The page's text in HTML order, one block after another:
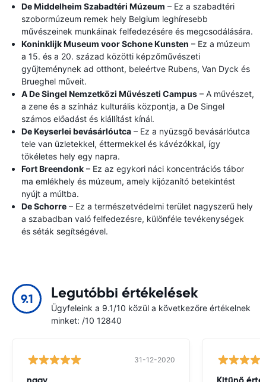
De Middelheim Szabadtéri Múzeum – Ez a szabadtéri
szobormúzeum remek hely Belgium leghíresebb
művészeinek munkáinak felfedezésére és megcsodálására.
Koninklijk Museum voor Schone Kunsten – Ez a múzeum
a 15. és a 20. század közötti képzőművészeti
gyűjteménynek ad otthont, beleértve Rubens, Van Dyck és
Brueghel műveit.
A De Singel Nemzetközi Művészeti Campus – A művészet,
a zene és a színház kulturális központja, a De Singel
számos előadást és kiállítást kínál.
De Keyserlei bevásárlóutca – Ez a nyüzsgő bevásárlóutca
tele van üzletekkel, éttermekkel és kávézókkal, így
tökéletes hely egy napra.
Fort Breendonk – Ez az egykori náci koncentrációs tábor
ma emlékhely és múzeum, amely kijózanító betekintést
nyújt a múltba.
De Schorre – Ez a természetvédelmi terület nagyszerű hely
a szabadban való felfedezésre, különféle tevékenységek
és séták segítségével.
9.1 Legutóbbi értékelések
Ügyfeleink a 9.1/10 közül a következőre értékelnek
minket: /10 12840
31-12-2020